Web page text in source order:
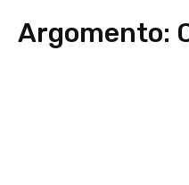
Argomento: